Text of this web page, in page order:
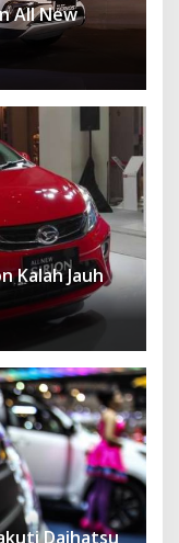
All New
Kalah Jauh
Daihatsu